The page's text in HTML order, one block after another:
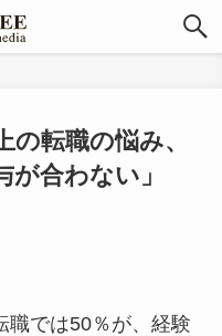
の転職の悩み、
が合わない」
では50％が、経験